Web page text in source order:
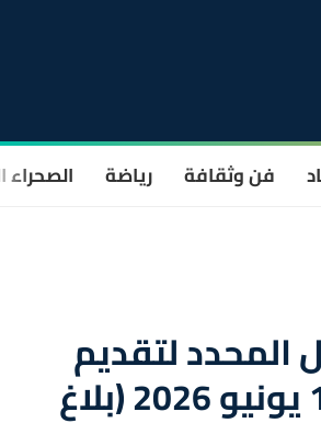
فن وثقافة رياضة الصحراء
المحدد لتقديم
طلبات التسجيل ينتهي اليوم السبت 13 يونيو 2026 (بلاغ